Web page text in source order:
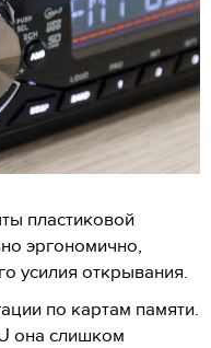
пластиковой
эргономично,
усилия открывания.
по картам памяти.
она слишком